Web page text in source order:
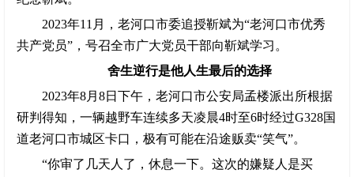
2023年11月，老河口市委追授靳斌为“老河口市优秀
共产党员”，号召全市广大党员干部向靳斌学习。
舍生逆行是他人生最后的选择
2023年8月8日下午，老河口市公安局孟楼派出所根据
研判得知，一辆越野车连续多天凌晨4时至6时经过G328国
道老河口市城区卡口，极有可能在沿途贩卖“笑气”。
“你审了几天人了，休息一下。这次的嫌疑人是买